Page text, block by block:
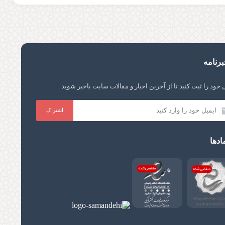
خود را ثبت کنید تا از آخرین اخبار و مقالات سایت باخبر شوید